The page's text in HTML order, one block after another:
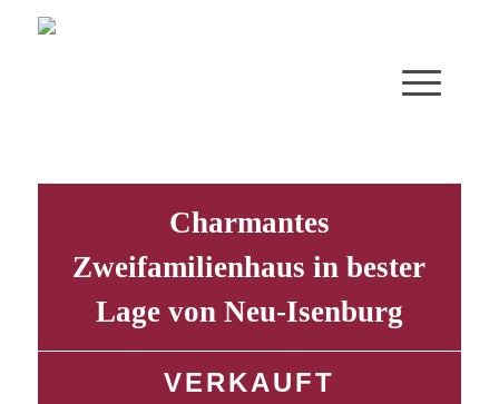
Charmantes
Zweifamilienhaus in bester
Lage von Neu-Isenburg
VERKAUFT